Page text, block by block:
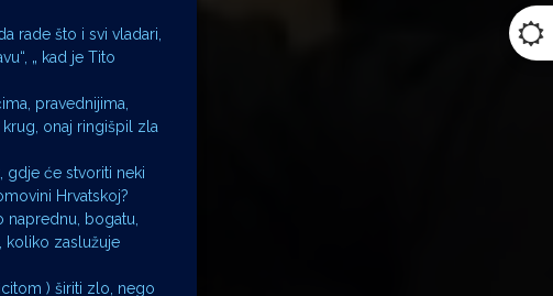
rade što i svi vladari,
„ kad je Tito
pravednijima,
onaj ringišpil zla
gdje će stvoriti neki
Hrvatskoj?
bogatu,
koliko zaslužuje
) širiti zlo, nego